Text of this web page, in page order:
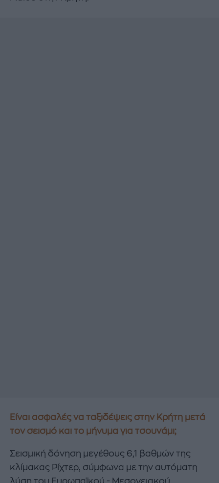
Είναι ασφαλές να ταξιδέψεις στην Κρήτη μετά
τον σεισμό και το μήνυμα για τσουνάμι;
Σεισμική δόνηση μεγέθους 6,1 βαθμών της
κλίμακας Ρίχτερ, σύμφωνα με την αυτόματη
λύση του Ευρωπαϊκού - Μεσογειακού